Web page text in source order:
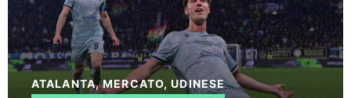
ATALANTA,MERCATO,UDINESE